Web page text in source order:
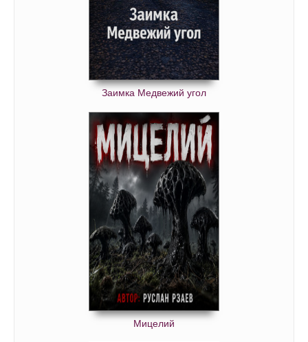
Заимка Медвежий угол
Мицелий